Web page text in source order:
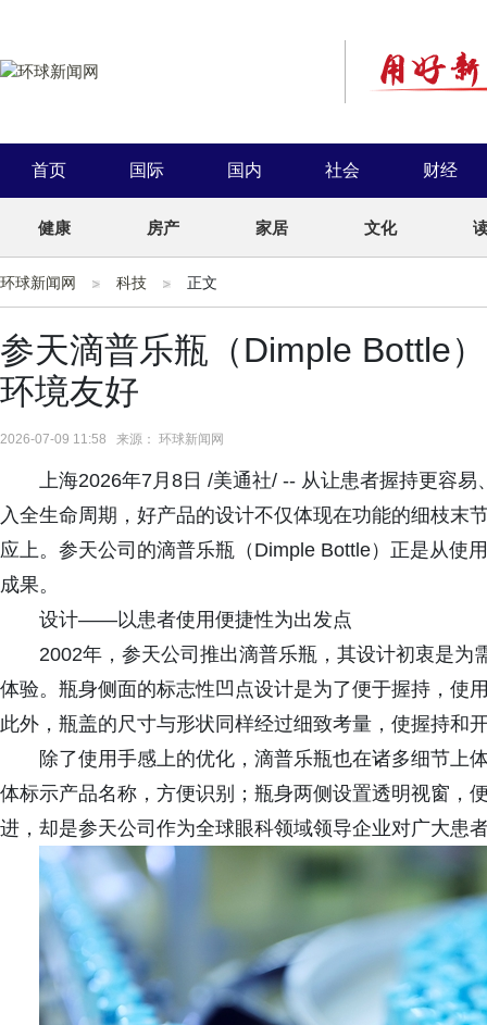
首页 国际 国内 社会 财经
健康 房产 家居 文化
环球新闻网 科技 正文
参天滴普乐瓶（Dimple Bottle
环境友好
2026-07-09 11:58 来源： 环球新闻网
上海2026年7月8日 /美通社/ -- 从让患者握持更容
入全生命周期，好产品的设计不仅体现在功能的细枝末
应上。参天公司的滴普乐瓶（Dimple Bottle）正是从使
成果。
设计——以患者使用便捷性为出发点
2002年，参天公司推出滴普乐瓶，其设计初衷是
体验。瓶身侧面的标志性凹点设计是为了便于握持，使
此外，瓶盖的尺寸与形状同样经过细致考量，使握持和
除了使用手感上的优化，滴普乐瓶也在诸多细节上
体标示产品名称，方便识别；瓶身两侧设置透明视窗，
进，却是参天公司作为全球眼科领域领导企业对广大患